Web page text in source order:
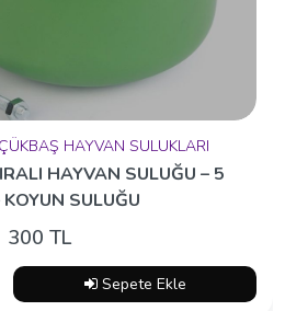
HAYVAN SULUKLARI
HAYVAN SULUĞU – 5
KOYUN SULUĞU
300 TL
Sepete Ekle